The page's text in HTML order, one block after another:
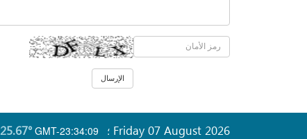
GMT-23:34:09
25.67° Friday 07 August 2026 ؛